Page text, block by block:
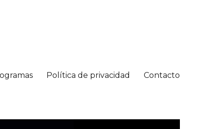
Política de privacidad Contacto